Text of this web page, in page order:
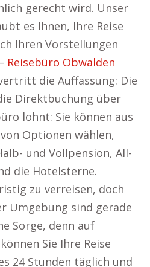
gerecht wird. Unser
es Ihnen, Ihre Reise
Ihren Vorstellungen
Reisebüro Obwalden
die Auffassung: Die
Direktbuchung über
lohnt: Sie können aus
Optionen wählen,
und Vollpension, All-
die Hotelsterne.
zu verreisen, doch
Umgebung sind gerade
Sorge, denn auf
Sie Ihre Reise
24 Stunden täglich und